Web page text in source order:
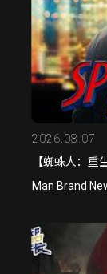
2026.08.07
【蜘蛛人：重
Man Brand